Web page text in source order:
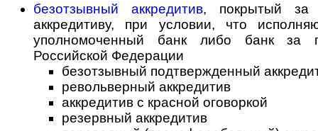
безотзывный аккредитив, покрытый за
аккредитиву, при условии, что
уполномоченный банк либо банк за
Российской Федерации
безотзывный подтвержденный
револьверный аккредитив
аккредитив с красной оговоркой
резервный аккредитив